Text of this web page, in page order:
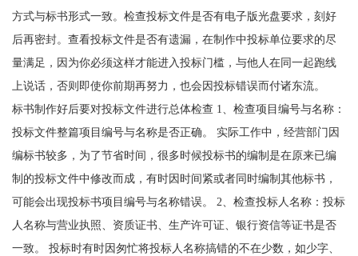
方式与标书形式一致。检查投标文件是否有电子版光盘要求，刻好
后再密封。查看投标文件是否有遗漏，在制作中投标单位要求的尽
量满足，因为你必须这样才能进入投标门槛，与他人在同一起跑线
上说话，否则即使你前期再努力，也会因投标错误而付诸东流。
标书制作好后要对投标文件进行总体检查 1、检查项目编号与名称：
投标文件整篇项目编号与名称是否正确。 实际工作中，经营部门因
编标书较多，为了节省时间，很多时候投标书的编制是在原来已编
制的投标文件中修改而成，有时因时间紧或者同时编制其他标书，
可能会出现投标书项目编号与名称错误。 2、检查投标人名称：投标
人名称与营业执照、资质证书、生产许可证、银行资信等证书是否
一致。 投标时有时因匆忙将投标人名称搞错的不在少数，如少字、